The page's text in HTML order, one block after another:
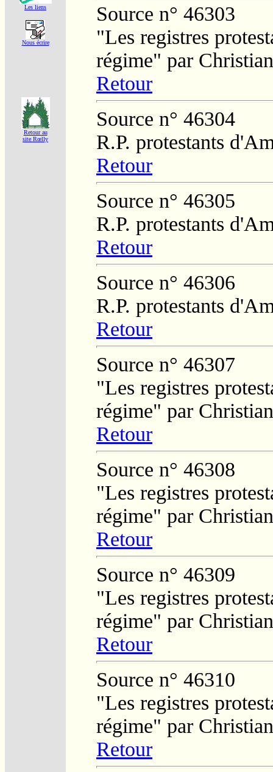
Les liens
Nous écrire
Retour au
site Rœlly
Source n° 46303
"Les registres
régime" par
Retour
Source n° 46304
R.P. protestants
Retour
Source n° 46305
R.P. protestants
Retour
Source n° 46306
R.P. protestants
Retour
Source n° 46307
"Les registres
régime" par
Retour
Source n° 46308
"Les registres
régime" par
Retour
Source n° 46309
"Les registres
régime" par
Retour
Source n° 46310
"Les registres
régime" par
Retour